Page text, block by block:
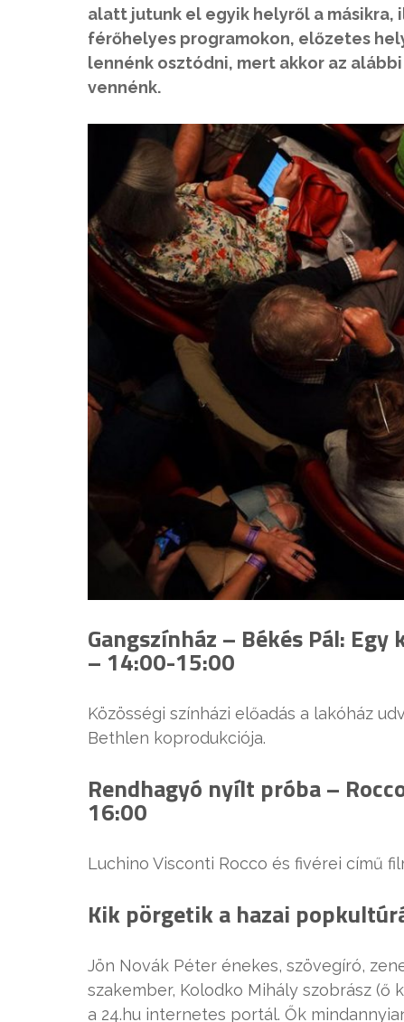
alatt jutunk el egyik helyről a
férőhelyes programokon, előzetes
lennénk osztódni, mert akkor az
vennénk.
Gangszínház – Békés Pál:
– 14:00-15:00
Közösségi színházi előadás a lakóház
Bethlen koprodukciója.
Rendhagyó nyílt próba –
16:00
Luchino Visconti Rocco és fivérei című
Kik pörgetik a hazai
Jön Novák Péter énekes, szövegíró,
szakember, Kolodko Mihály szobrász (ő
a 24.hu internetes portál. Ők